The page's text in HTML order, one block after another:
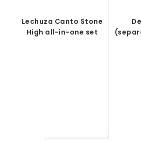
Lechuza Canto Stone
High all-in-one set